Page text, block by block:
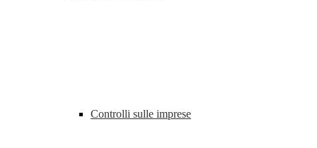
Controlli sulle imprese